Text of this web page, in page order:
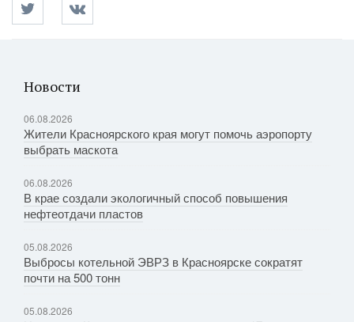
Новости
06.08.2026
Жители Красноярского края могут помочь аэропорту
выбрать маскота
06.08.2026
В крае создали экологичный способ повышения
нефтеотдачи пластов
05.08.2026
Выбросы котельной ЭВРЗ в Красноярске сократят
почти на 500 тонн
05.08.2026